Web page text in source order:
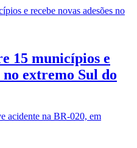
15 municípios e
no extremo Sul do